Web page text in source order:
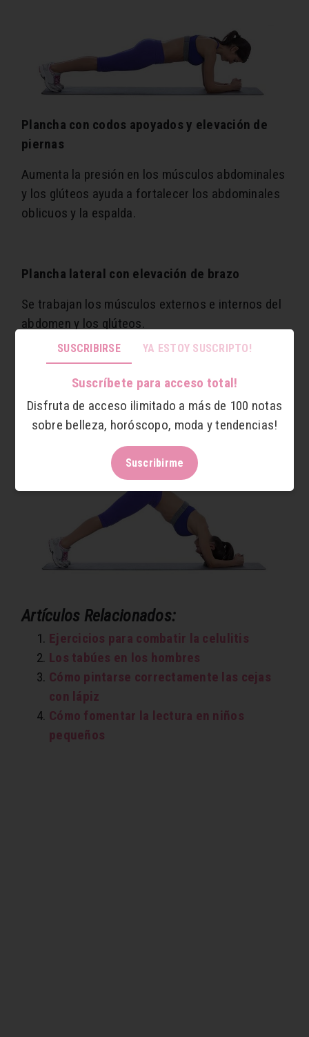
Plancha con codos apoyados y elevación de
piernas
Aumenta la presión en los músculos abdominales
y los glúteos ayuda a fortalecer los abdominales
oblicuos y la espalda.
Plancha lateral con elevación de brazo
Se trabajan los músculos externos e internos del
abdomen y los glúteos.
Plancha en triangulo
Este tipo de la plancha entrena los músculos de la
espalda y los hombros
Artículos Relacionados:
Ejercicios para combatir la celulitis
Los tabúes en los hombres
Cómo pintarse correctamente las cejas
con lápiz
Cómo fomentar la lectura en niños
pequeños
SUSCRIBIRSE YA ESTOY SUSCRIPTO!
Suscríbete para acceso total!
Disfruta de acceso ilimitado a más de 100 notas
sobre belleza, horóscopo, moda y tendencias!
Suscribirme